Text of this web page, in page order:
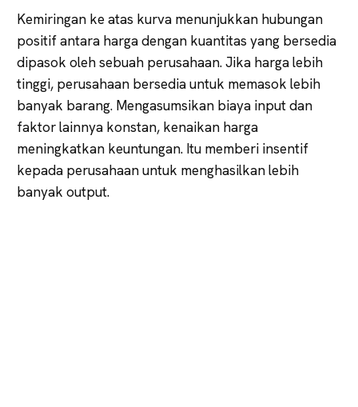
Kemiringan ke atas kurva menunjukkan hubungan
positif antara harga dengan kuantitas yang bersedia
dipasok oleh sebuah perusahaan. Jika harga lebih
tinggi, perusahaan bersedia untuk memasok lebih
banyak barang. Mengasumsikan biaya input dan
faktor lainnya konstan, kenaikan harga
meningkatkan keuntungan. Itu memberi insentif
kepada perusahaan untuk menghasilkan lebih
banyak output.